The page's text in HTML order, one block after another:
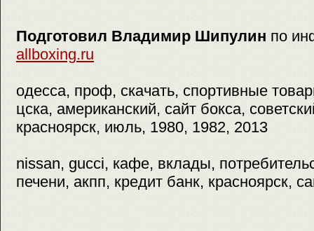
Подготовил Владимир Шипулин по
allboxing.ru
одесса, проф, скачать, спортивные
цска, американский, сайт бокса,
красноярск, июль, 1980, 1982, 2013
nissan, gucci, кафе, вклады,
печени, акпп, кредит банк, красноярск,